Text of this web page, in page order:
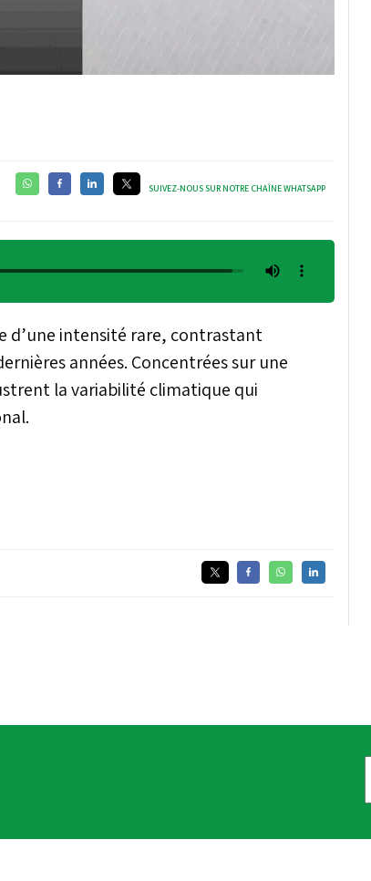
SUIVEZ-NOUS SUR NOTRE CHAÎNE WHATSAPP
d’une intensité rare, contrastant
années. Concentrées sur une
la variabilité climatique qui